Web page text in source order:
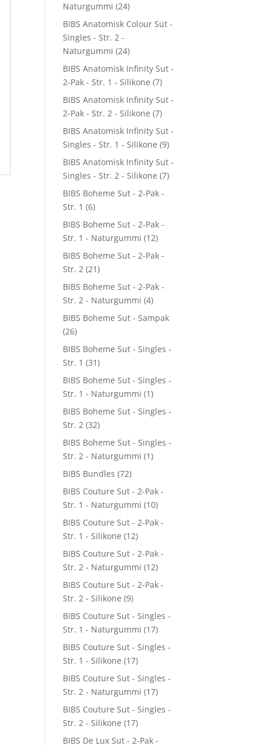
Naturgummi (24)
BIBS Anatomisk Colour Sut -
Singles - Str. 2 -
Naturgummi (24)
BIBS Anatomisk Infinity Sut -
2-Pak - Str. 1 - Silikone (7)
BIBS Anatomisk Infinity Sut -
2-Pak - Str. 2 - Silikone (7)
BIBS Anatomisk Infinity Sut -
Singles - Str. 1 - Silikone (9)
BIBS Anatomisk Infinity Sut -
Singles - Str. 2 - Silikone (7)
BIBS Boheme Sut - 2-Pak -
Str. 1 (6)
BIBS Boheme Sut - 2-Pak -
Str. 1 - Naturgummi (12)
BIBS Boheme Sut - 2-Pak -
Str. 2 (21)
BIBS Boheme Sut - 2-Pak -
Str. 2 - Naturgummi (4)
BIBS Boheme Sut - Sampak
(26)
BIBS Boheme Sut - Singles -
Str. 1 (31)
BIBS Boheme Sut - Singles -
Str. 1 - Naturgummi (1)
BIBS Boheme Sut - Singles -
Str. 2 (32)
BIBS Boheme Sut - Singles -
Str. 2 - Naturgummi (1)
BIBS Bundles (72)
BIBS Couture Sut - 2-Pak -
Str. 1 - Naturgummi (10)
BIBS Couture Sut - 2-Pak -
Str. 1 - Silikone (12)
BIBS Couture Sut - 2-Pak -
Str. 2 - Naturgummi (12)
BIBS Couture Sut - 2-Pak -
Str. 2 - Silikone (9)
BIBS Couture Sut - Singles -
Str. 1 - Naturgummi (17)
BIBS Couture Sut - Singles -
Str. 1 - Silikone (17)
BIBS Couture Sut - Singles -
Str. 2 - Naturgummi (17)
BIBS Couture Sut - Singles -
Str. 2 - Silikone (17)
BIBS De Lux Sut - 2-Pak -